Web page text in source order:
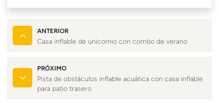
ANTERIOR
Casa inflable de unicornio con combo de verano
PRÓXIMO
Pista de obstáculos inflable acuática con casa inflable
para patio trasero